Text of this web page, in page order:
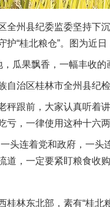
州县纪委监委坚持下沉
护“桂北粮仓”。图为近
果飘香，一幅丰收的
治区桂林市全州县纪检
跟前，大家认真听着讲
亏，一律使用这种十六
连着党和政府，一头
道，一定要紧盯粮食收
东北部，素有“桂北粮